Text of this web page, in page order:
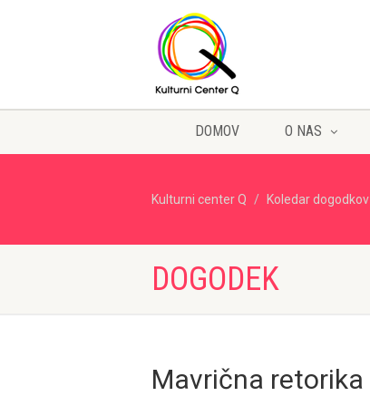
DOMOV O NAS
Kulturni center Q Koledar dogodkov
DOGODEK
Mavrična retorika